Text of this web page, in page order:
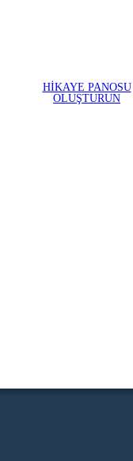
HIKAYE PANOSU
OLUŞTURUN